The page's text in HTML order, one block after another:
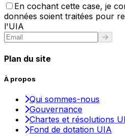
En cochant cette case, je
données soient traitées pour
l'UIA
Plan du site
À propos
Qui sommes-nous
Gouvernance
Chartes et résolutions
Fond de dotation UIA